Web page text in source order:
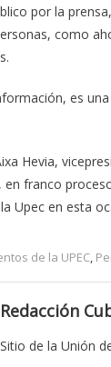
por la
como
es
Hevia,
franco
Upec en esta
de la UPEC,
Redacción
Sitio de la Unión